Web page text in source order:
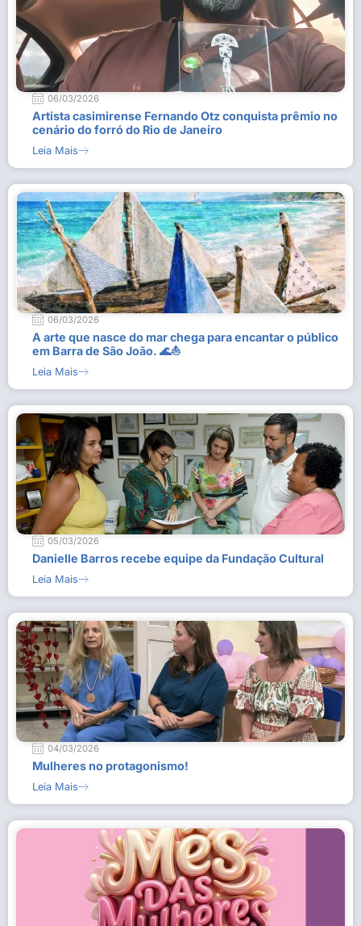
06/03/2026
Artista casimirense Fernando Otz conquista prêmio no
cenário do forró do Rio de Janeiro
Leia Mais
06/03/2026
A arte que nasce do mar chega para encantar o público
em Barra de São João. 🌊⛵
Leia Mais
05/03/2026
Danielle Barros recebe equipe da Fundação Cultural
Leia Mais
04/03/2026
Mulheres no protagonismo!
Leia Mais